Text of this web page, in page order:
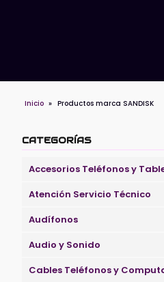
Inicio » Productos marca SANDISK
CATEGORÍAS
Accesorios Teléfonos y
Atención Servicio Técnico
Audífonos
Audio y Sonido
Cables Teléfonos y